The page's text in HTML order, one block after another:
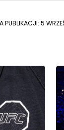
PUBLIKACJI: 5